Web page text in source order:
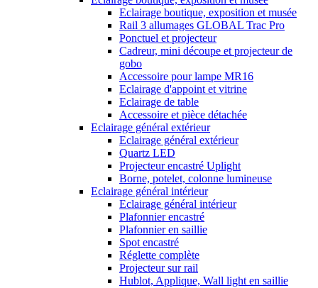
Eclairage boutique, exposition et musée
Rail 3 allumages GLOBAL Trac Pro
Ponctuel et projecteur
Cadreur, mini découpe et projecteur de
gobo
Accessoire pour lampe MR16
Eclairage d'appoint et vitrine
Eclairage de table
Accessoire et pièce détachée
Eclairage général extérieur
Eclairage général extérieur
Quartz LED
Projecteur encastré Uplight
Borne, potelet, colonne lumineuse
Eclairage général intérieur
Eclairage général intérieur
Plafonnier encastré
Plafonnier en saillie
Spot encastré
Réglette complète
Projecteur sur rail
Hublot, Applique, Wall light en saillie